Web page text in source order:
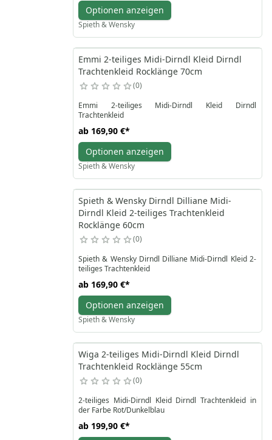
Optionen anzeigen
Spieth & Wensky
Emmi 2-teiliges Midi-Dirndl Kleid Dirndl
Trachtenkleid Rocklänge 70cm
0
Emmi 2-teiliges Midi-Dirndl Kleid Dirndl
Trachtenkleid
ab 169,90 €*
Optionen anzeigen
Spieth & Wensky
Spieth & Wensky Dirndl Dilliane Midi-
Dirndl Kleid 2-teiliges Trachtenkleid
Rocklänge 60cm
0
Spieth & Wensky Dirndl Dilliane Midi-Dirndl Kleid 2-
teiliges Trachtenkleid
ab 169,90 €*
Optionen anzeigen
Spieth & Wensky
Wiga 2-teiliges Midi-Dirndl Kleid Dirndl
Trachtenkleid Rocklänge 55cm
0
2-teiliges Midi-Dirndl Kleid Dirndl Trachtenkleid in
der Farbe Rot/Dunkelblau
ab 199,90 €*